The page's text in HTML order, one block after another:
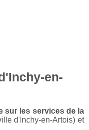
en-
sur les services de la
d'Inchy-en-Artois) et